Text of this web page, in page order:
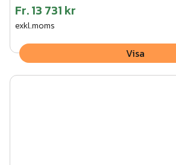
Fr.13 731 kr
exkl.moms
Visa